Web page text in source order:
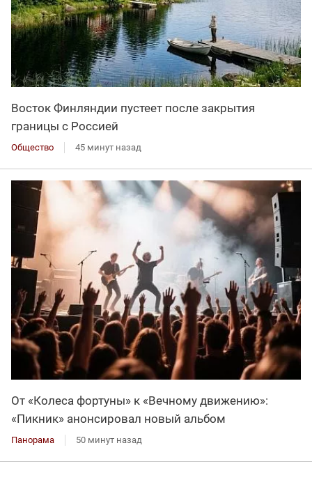
Восток Финляндии пустеет после закрытия
границы с Россией
Общество 45 минут назад
От «Колеса фортуны» к «Вечному движению»:
«Пикник» анонсировал новый альбом
Панорама 50 минут назад